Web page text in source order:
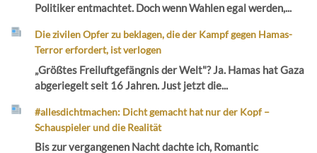
Politiker entmachtet. Doch wenn Wahlen egal werden,...
Die zivilen Opfer zu beklagen, die der Kampf gegen Hamas-
Terror erfordert, ist verlogen
„Größtes Freiluftgefängnis der Welt"? Ja. Hamas hat Gaza
abgeriegelt seit 16 Jahren. Just jetzt die...
#allesdichtmachen: Dicht gemacht hat nur der Kopf –
Schauspieler und die Realität
Bis zur vergangenen Nacht dachte ich, Romantic